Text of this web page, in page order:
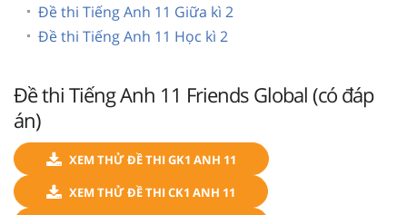
Đề thi Tiếng Anh 11 Giữa kì 2
Đề thi Tiếng Anh 11 Học kì 2
Đề thi Tiếng Anh 11 Friends Global (có đáp
án)
XEM THỬ ĐỀ THI GK1 ANH 11
XEM THỬ ĐỀ THI CK1 ANH 11